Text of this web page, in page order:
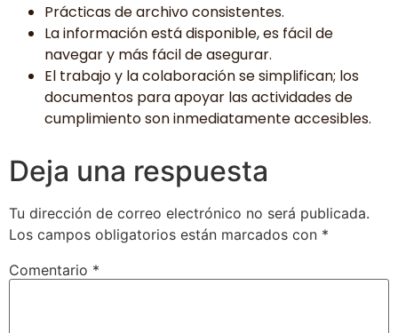
Prácticas de archivo consistentes.
La información está disponible, es fácil de
navegar y más fácil de asegurar.
El trabajo y la colaboración se simplifican; los
documentos para apoyar las actividades de
cumplimiento son inmediatamente accesibles.
Deja una respuesta
Tu dirección de correo electrónico no será publicada.
Los campos obligatorios están marcados con *
Comentario *